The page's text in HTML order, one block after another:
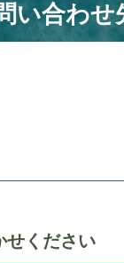
い合わせ
せください